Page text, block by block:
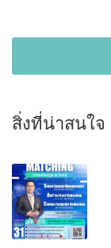
สิ่งที่น่าสนใจ